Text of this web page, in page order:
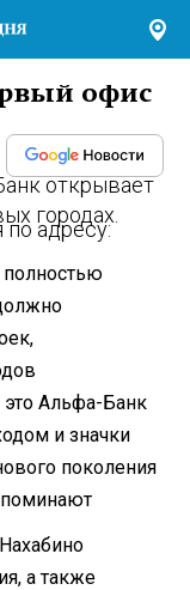
офис
открывает
городах.
по адресу:
это Альфа-Банк
и значки
поколения
а также